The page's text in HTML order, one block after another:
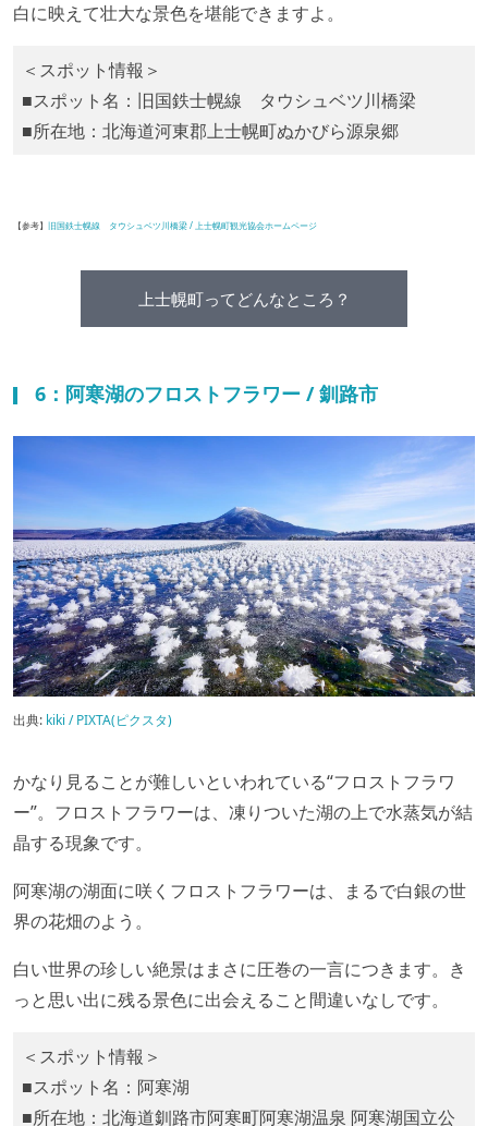
白に映えて壮大な景色を堪能できますよ。
＜スポット情報＞
■スポット名：旧国鉄士幌線 タウシュベツ川橋梁
■所在地：北海道河東郡上士幌町ぬかびら源泉郷
【参考】 旧国鉄士幌線 タウシュベツ川橋梁 / 上士幌町観光協会ホームページ
上士幌町ってどんなところ？
6：阿寒湖のフロストフラワー / 釧路市
出典: kiki / PIXTA(ピクスタ)
かなり見ることが難しいといわれている“フロストフラワ
ー”。フロストフラワーは、凍りついた湖の上で水蒸気が結
晶する現象です。
阿寒湖の湖面に咲くフロストフラワーは、まるで白銀の世
界の花畑のよう。
白い世界の珍しい絶景はまさに圧巻の一言につきます。き
っと思い出に残る景色に出会えること間違いなしです。
＜スポット情報＞
■スポット名：阿寒湖
■所在地：北海道釧路市阿寒町阿寒湖温泉 阿寒湖国立公